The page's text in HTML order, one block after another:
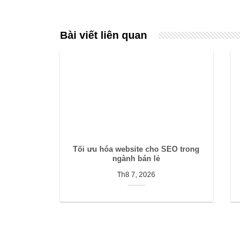
Bài viết liên quan
Tối ưu hóa website cho SEO trong
ngành bán lẻ
Th8 7, 2026